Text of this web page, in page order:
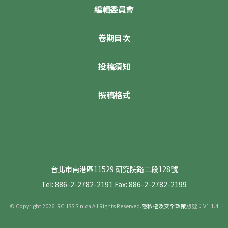
編輯委員會
卷期目次
投稿須知
撰稿格式
台北市南港區11529 研究院路二段128號
Tel: 886-2-2782-2191 Fax: 886-2-2782-2199
© Copyright 2026. RCHSS Sinica All Rights Reserved.隱私權及安全政策版號：V1.1.4